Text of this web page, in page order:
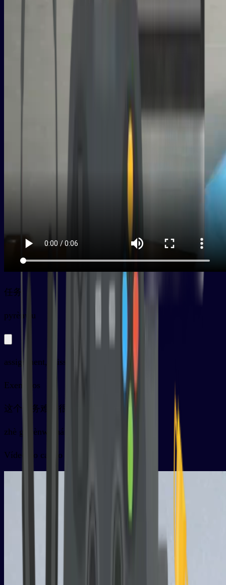
任务
pyrènwu
assignment, mission, task
Exemplos
这个任务难度很大
zhè ge rènwu nándù hěn dà
Vídeo do cartão